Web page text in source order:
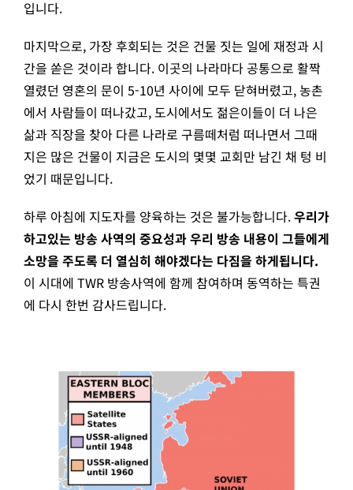
입니다.
마지막으로, 가장 후회되는 것은 건물 짓는 일에 재정과 시
간을 쏟은 것이라 합니다. 이곳의 나라마다 공통으로 활짝
열렸던 영혼의 문이 5-10년 사이에 모두 닫혀버렸고, 농촌
에서 사람들이 떠나갔고, 도시에서도 젊은이들이 더 나은
삶과 직장을 찾아 다른 나라로 구름떼처럼 떠나면서 그때
지은 많은 건물이 지금은 도시의 몇몇 교회만 남긴 채 텅 비
었기 때문입니다.
하루 아침에 지도자를 양육하는 것은 불가능합니다.우리가
하고있는 방송 사역의 중요성과 우리 방송 내용이 그들에게
소망을 주도록 더 열심히 해야겠다는 다짐을 하게됩니다.
이 시대에 TWR 방송사역에 함께 참여하며 동역하는 특권
에 다시 한번 감사드립니다.